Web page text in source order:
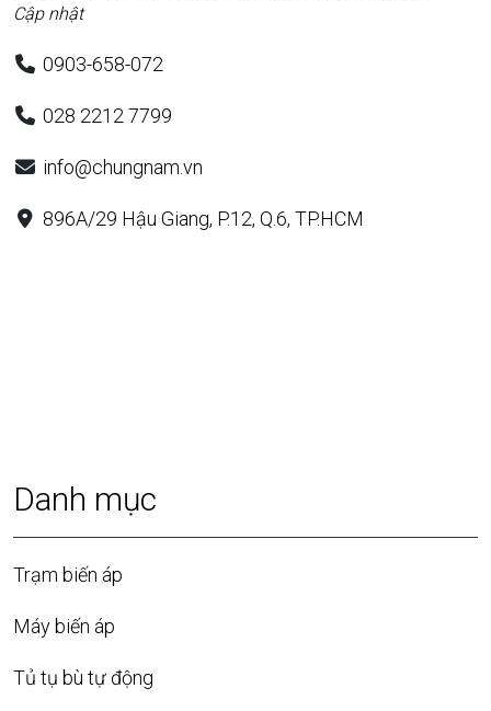
Cập nhật
0903-658-072
028 2212 7799
info@chungnam.vn
896A/29 Hậu Giang, P.12, Q.6, TP.HCM
Danh mục
Trạm biến áp
Máy biến áp
Tủ tụ bù tự động